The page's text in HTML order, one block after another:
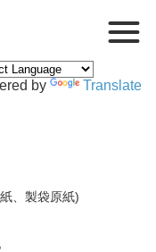
by Translate
、製袋原紙)